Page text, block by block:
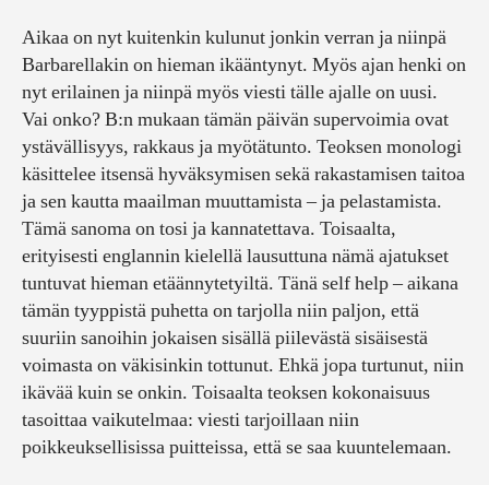
Aikaa on nyt kuitenkin kulunut jonkin verran ja niinpä
Barbarellakin on hieman ikääntynyt. Myös ajan henki on
nyt erilainen ja niinpä myös viesti tälle ajalle on uusi.
Vai onko? B:n mukaan tämän päivän supervoimia ovat
ystävällisyys, rakkaus ja myötätunto. Teoksen monologi
käsittelee itsensä hyväksymisen sekä rakastamisen taitoa
ja sen kautta maailman muuttamista – ja pelastamista.
Tämä sanoma on tosi ja kannatettava. Toisaalta,
erityisesti englannin kielellä lausuttuna nämä ajatukset
tuntuvat hieman etäännytetyiltä. Tänä self help – aikana
tämän tyyppistä puhetta on tarjolla niin paljon, että
suuriin sanoihin jokaisen sisällä piilevästä sisäisestä
voimasta on väkisinkin tottunut. Ehkä jopa turtunut, niin
ikävää kuin se onkin. Toisaalta teoksen kokonaisuus
tasoittaa vaikutelmaa: viesti tarjoillaan niin
poikkeuksellisissa puitteissa, että se saa kuuntelemaan.